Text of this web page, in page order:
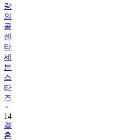
랑
의
콜
센
타
세
븐
스
타
즈
14
결
혼